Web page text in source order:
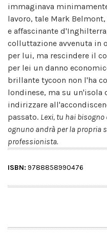
immaginava
lavoro, tale Mark
e affascinante
colluttazione avvenuta in
per lui, ma rescindere il
per lei un danno
brillante tycoon non l'ha
londinese, ma su un'isola
indirizzare
passato. Lexi, tu hai bisogno
ognuno andrà per la propria
professionista.
ISBN: 9788858990476